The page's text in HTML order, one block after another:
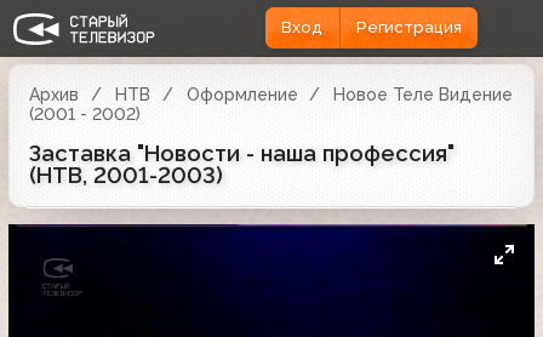
Вход Регистрация
Архив НТВ Оформление
Новое Теле Видение
(2001 - 2002)
Заставка "Новости - наша профессия"
(НТВ, 2001-2003)